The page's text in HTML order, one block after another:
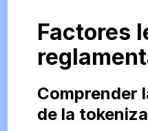
Factores
Comprender
de la